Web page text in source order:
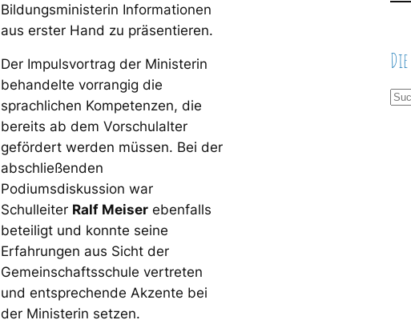
Bildungsministerin Informationen
aus erster Hand zu präsentieren.
Der Impulsvortrag der Ministerin
behandelte vorrangig die
sprachlichen Kompetenzen, die
bereits ab dem Vorschulalter
gefördert werden müssen. Bei der
abschließenden
Podiumsdiskussion war
Schulleiter Ralf Meiser ebenfalls
beteiligt und konnte seine
Erfahrungen aus Sicht der
Gemeinschaftsschule vertreten
und entsprechende Akzente bei
der Ministerin setzen.
S